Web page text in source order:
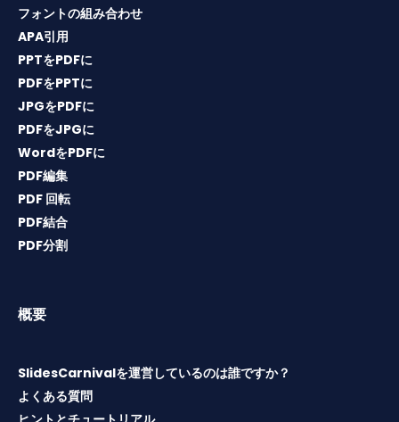
フォントの組み合わせ
APA引用
PPTをPDFに
PDFをPPTに
JPGをPDFに
PDFをJPGに
WordをPDFに
PDF編集
PDF 回転
PDF結合
PDF分割
概要
SlidesCarnivalを運営しているのは誰ですか？
よくある質問